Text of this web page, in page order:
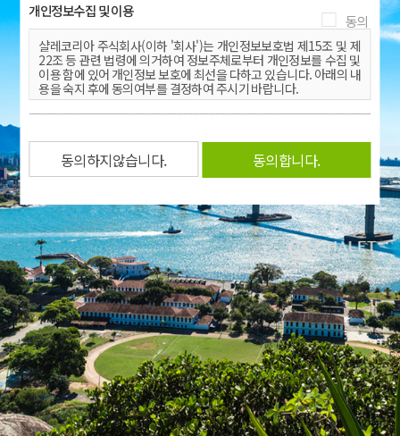
개인정보수집 및 이용
개인
정보
수집
및 이
샬레코리아 주식회사(이하 '회사')는 개인정보보호법 제15조 및 제
22조 등 관련 법령에 의거하여 정보주체로부터 개인정보를 수집 및
이용 함에 있어 개인정보 보호에 최선을 다하고 있습니다. 아래의 내
용을 숙지 후에 동의여부를 결정하여 주시기 바랍니다.
(1) 수집 및 이용항목
- 필수항목 :아이디, 이름, 비밀번호, 휴대전화 번호
- 선택항목 : 이메일
(2) 수집 및 이용목적 : 서비스 이용에 따른 개인식별 및 서비스제공
(3) 수집 및 이용기간 : 서비스종료 시 까지
(4) 수집 및 이용거부 : 귀하는 개인정보를 수집 및 이용하는데 동의
를 거부할 권리가 있으며, 동의를 거부할 경우 서비스 이용이 제한됩
니다.